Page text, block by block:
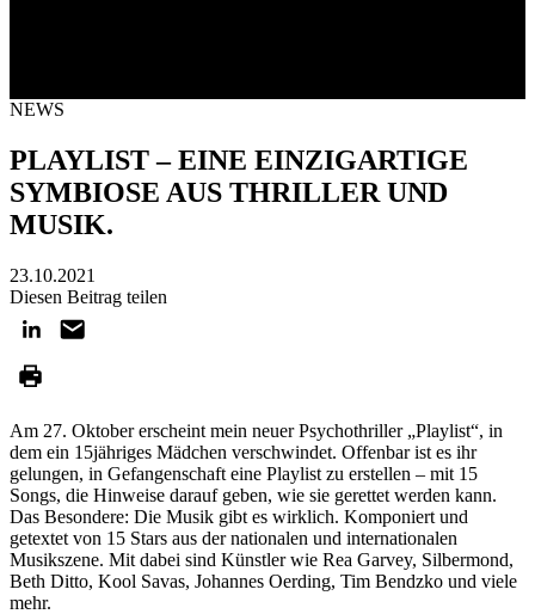
NEWS
PLAYLIST – EINE EINZIGARTIGE
SYMBIOSE AUS THRILLER UND
MUSIK.
23.10.2021
Diesen Beitrag teilen
Am 27. Oktober erscheint mein neuer Psychothriller „Playlist“, in
dem ein 15jähriges Mädchen verschwindet. Offenbar ist es ihr
gelungen, in Gefangenschaft eine Playlist zu erstellen – mit 15
Songs, die Hinweise darauf geben, wie sie gerettet werden kann.
Das Besondere: Die Musik gibt es wirklich. Komponiert und
getextet von 15 Stars aus der nationalen und internationalen
Musikszene. Mit dabei sind Künstler wie Rea Garvey, Silbermond,
Beth Ditto, Kool Savas, Johannes Oerding, Tim Bendzko und viele
mehr.